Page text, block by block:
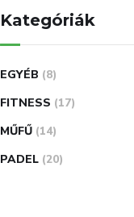
Kategóriák
EGYÉB (8)
FITNESS (17)
MŰFŰ (14)
PADEL (20)